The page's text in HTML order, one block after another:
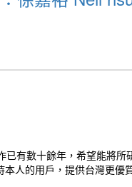
有數十餘年，希望能將所
人的用戶，提供台灣更優